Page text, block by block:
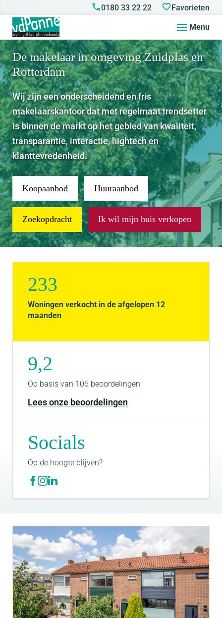
0180 33 22 22 Favorieten
Menu
De makelaar in omgeving Zuidplas en
Rotterdam
Wij zijn een onderscheidend en fris
makelaarskantoor dat met regelmaat trendsetter
is binnen de markt op het gebied van kwaliteit,
transparantie, interactie, hightech en
klanttevredenheid.
Koopaanbod Huuraanbod
Zoekopdracht Ik wil mijn huis verkopen
233
Woningen verkocht in de afgelopen 12
maanden
9,2
Op basis van 106 beoordelingen
Lees onze beoordelingen
Socials
Op de hoogte blijven?